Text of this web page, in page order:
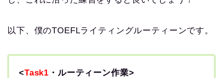
以下、僕のTOEFLライティングルーティーンです。
<Task1 ・ルーティーン作業>